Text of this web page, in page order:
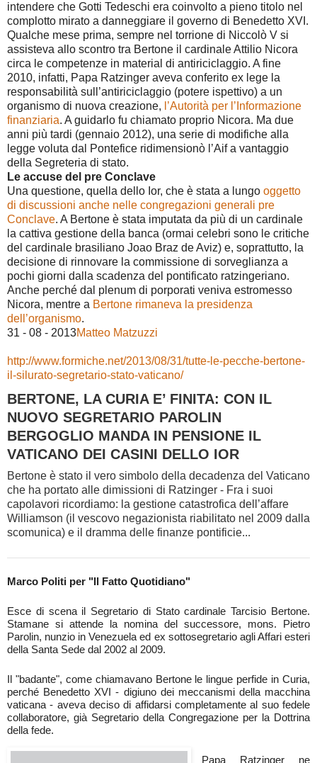
intendere che Gotti Tedeschi era coinvolto a pieno titolo nel
complotto mirato a danneggiare il governo di Benedetto XVI.
Qualche mese prima, sempre nel torrione di Niccolò V si
assisteva allo scontro tra Bertone il cardinale Attilio Nicora
circa le competenze in material di antiriciclaggio. A fine
2010, infatti, Papa Ratzinger aveva conferito ex lege la
responsabilità sull’antiriciclaggio (potere ispettivo) a un
organismo di nuova creazione, l’Autorità per l’Informazione
finanziaria. A guidarlo fu chiamato proprio Nicora. Ma due
anni più tardi (gennaio 2012), una serie di modifiche alla
legge voluta dal Pontefice ridimensionò l’Aif a vantaggio
della Segreteria di stato.
Le accuse del pre Conclave
Una questione, quella dello Ior, che è stata a lungo oggetto
di discussioni anche nelle congregazioni generali pre
Conclave. A Bertone è stata imputata da più di un cardinale
la cattiva gestione della banca (ormai celebri sono le critiche
del cardinale brasiliano Joao Braz de Aviz) e, soprattutto, la
decisione di rinnovare la commissione di sorveglianza a
pochi giorni dalla scadenza del pontificato ratzingeriano.
Anche perché dal plenum di porporati veniva estromesso
Nicora, mentre a Bertone rimaneva la presidenza
dell’organismo.
31 - 08 - 2013Matteo Matzuzzi
http://www.formiche.net/2013/08/31/tutte-le-pecche-bertone-
il-silurato-segretario-stato-vaticano/
BERTONE, LA CURIA E’ FINITA: CON IL
NUOVO SEGRETARIO PAROLIN
BERGOGLIO MANDA IN PENSIONE IL
VATICANO DEI CASINI DELLO IOR
Bertone è stato il vero simbolo della decadenza del Vaticano
che ha portato alle dimissioni di Ratzinger - Fra i suoi
capolavori ricordiamo: la gestione catastrofica dell’affare
Williamson (il vescovo negazionista riabilitato nel 2009 dalla
scomunica) e il dramma delle finanze pontificie...
Marco Politi per "Il Fatto Quotidiano"
Esce di scena il Segretario di Stato cardinale Tarcisio Bertone.
Stamane si attende la nomina del successore, mons. Pietro
Parolin, nunzio in Venezuela ed ex sottosegretario agli Affari esteri
della Santa Sede dal 2002 al 2009.
Il "badante", come chiamavano Bertone le lingue perfide in Curia,
perché Benedetto XVI - digiuno dei meccanismi della macchina
vaticana - aveva deciso di affidarsi completamente al suo fedele
collaboratore, già Segretario della Congregazione per la Dottrina
della fede.
Papa Ratzinger ne